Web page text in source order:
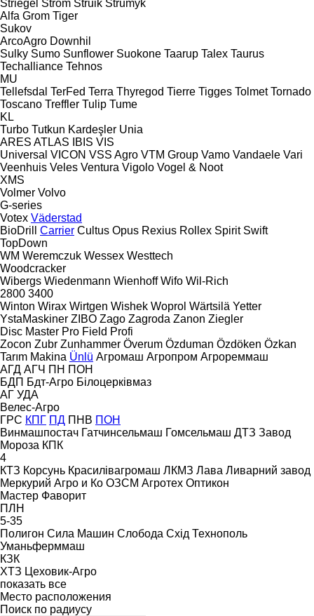
Striegel Strom Struik Strumyk
Alfa Grom Tiger
Sukov
ArcoAgro Downhil
Sulky Sumo Sunflower Suokone Taarup Talex Taurus
Techalliance Tehnos
MU
Tellefsdal TerFed Terra Thyregod Tierre Tigges Tolmet Tornado
Toscano Treffler Tulip Tume
KL
Turbo Tutkun Kardeşler Unia
ARES ATLAS IBIS VIS
Universal VICON VSS Agro VTM Group Vamo Vandaele Vari
Veenhuis Veles Ventura Vigolo Vogel & Noot
XMS
Volmer Volvo
G-series
Votex Väderstad
BioDrill
Carrier Cultus Opus Rexius Rollex Spirit Swift
TopDown
WM Weremczuk Wessex Westtech
Woodcracker
Wibergs Wiedenmann Wienhoff Wifo Wil-Rich
2800 3400
Winton Wirax Wirtgen Wishek Woprol Wärtsilä Yetter
YstaMaskiner ZIBO Zago Zagroda Zanon Ziegler
Disc Master Pro Field Profi
Zocon Zubr Zunhammer Överum Özduman Özdöken Özkan
Tarım Makina Ünlü Агромаш Агропром Агрореммаш
АГД АГЧ ПН ПОН
БДП Бдт-Агро Білоцерківмаз
АГ УДА
Велес-Агро
ГРС КПГ ПД ПНВ ПОН
Винмашпостач Гатчинсельмаш Гомсельмаш ДТЗ Завод
Мороза КПК
4
КТЗ Корсунь Красилівагромаш ЛКМЗ Лава Ливарний завод
Меркурий Агро и Ко ОЗСМ Агротех Оптикон
Мастер Фаворит
ПЛН
5-35
Полигон Сила Машин Слобода Схід Технополь
Уманьферммаш
КЗК
ХТЗ Цеховик-Агро
показать все
Место расположения
Поиск по радиусу